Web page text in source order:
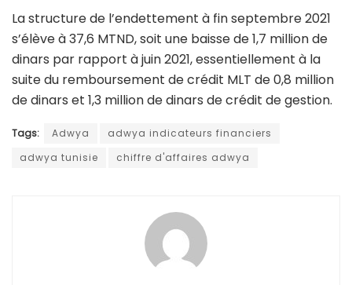
La structure de l’endettement à fin septembre 2021
s’élève à 37,6 MTND, soit une baisse de 1,7 million de
dinars par rapport à juin 2021, essentiellement à la
suite du remboursement de crédit MLT de 0,8 million
de dinars et 1,3 million de dinars de crédit de gestion.
Tags: Adwya
adwya indicateurs financiers
adwya tunisie
chiffre d'affaires adwya